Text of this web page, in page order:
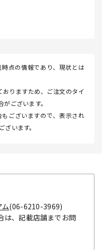
点の情報であり、現状とは
りますため、ご注文のタイ
ございます。
ございますので、表示され
います。
(06-6210-3969)
は、記載店舗までお問